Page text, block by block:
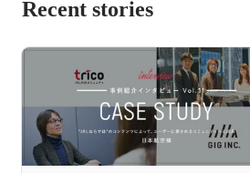
Recent stories